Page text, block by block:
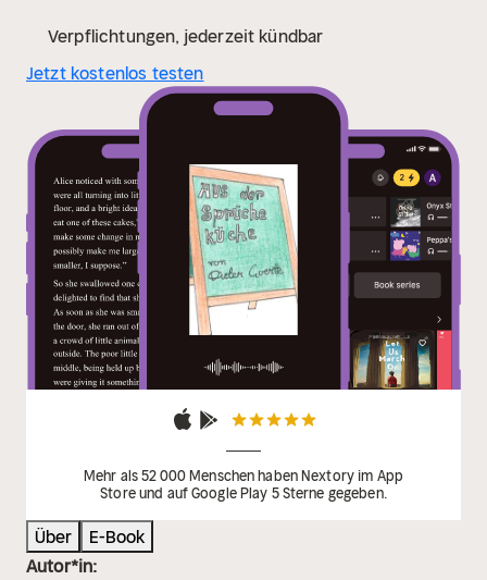
Verpflichtungen, jederzeit kündbar
Jetzt kostenlos testen
Mehr als 52 000 Menschen haben Nextory im App
Store und auf Google Play 5 Sterne gegeben.
Über
E-Book
Autor*in: